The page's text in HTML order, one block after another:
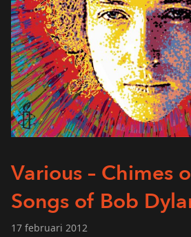
Various – Chimes
Songs of Bob
17 februari 2012